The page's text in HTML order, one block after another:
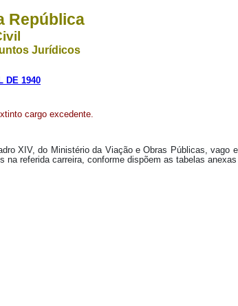
República
Jurídicos
DE 1940
cargo excedente.
XIV, do Ministério da Viação e Obras Públicas, vago
referida carreira, conforme dispõem as tabelas